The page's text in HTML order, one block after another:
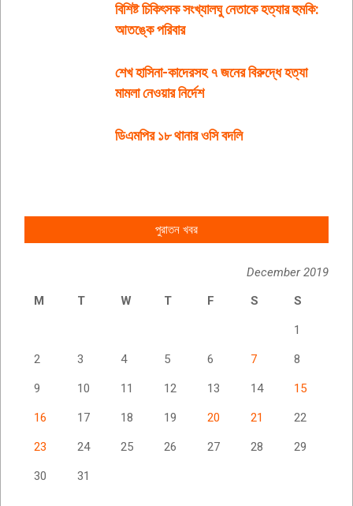
বিশিষ্ট চিকিৎসক সংখ্যালঘু নেতাকে হত্যার হুমকি:
আতঙ্কে পরিবার
শেখ হাসিনা-কাদেরসহ ৭ জনের বিরুদ্ধে হত্যা
মামলা নেওয়ার নির্দেশ
ডিএমপির ১৮ থানার ওসি বদলি
পুরাতন খবর
December 2019
M
T W T F S S
1
2 3 4 5 6 7 8
9 10 11 12 13 14 15
16 17 18 19 20 21 22
23 24 25 26 27 28 29
30 31